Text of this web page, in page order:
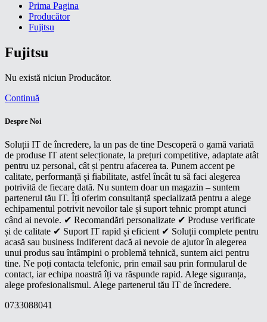
Prima Pagina
Producător
Fujitsu
Fujitsu
Nu există niciun Producător.
Continuă
Despre Noi
Soluții IT de încredere, la un pas de tine Descoperă o gamă variată
de produse IT atent selecționate, la prețuri competitive, adaptate atât
pentru uz personal, cât și pentru afacerea ta. Punem accent pe
calitate, performanță și fiabilitate, astfel încât tu să faci alegerea
potrivită de fiecare dată. Nu suntem doar un magazin – suntem
partenerul tău IT. Îți oferim consultanță specializată pentru a alege
echipamentul potrivit nevoilor tale și suport tehnic prompt atunci
când ai nevoie. ✔ Recomandări personalizate ✔ Produse verificate
și de calitate ✔ Suport IT rapid și eficient ✔ Soluții complete pentru
acasă sau business Indiferent dacă ai nevoie de ajutor în alegerea
unui produs sau întâmpini o problemă tehnică, suntem aici pentru
tine. Ne poți contacta telefonic, prin email sau prin formularul de
contact, iar echipa noastră îți va răspunde rapid. Alege siguranța,
alege profesionalismul. Alege partenerul tău IT de încredere.
0733088041